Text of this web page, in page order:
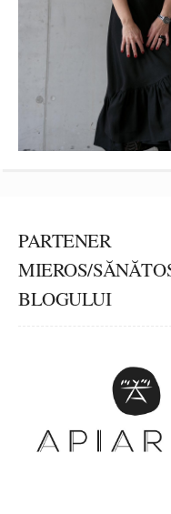
PARTENER
MIEROS/
BLOGULUI